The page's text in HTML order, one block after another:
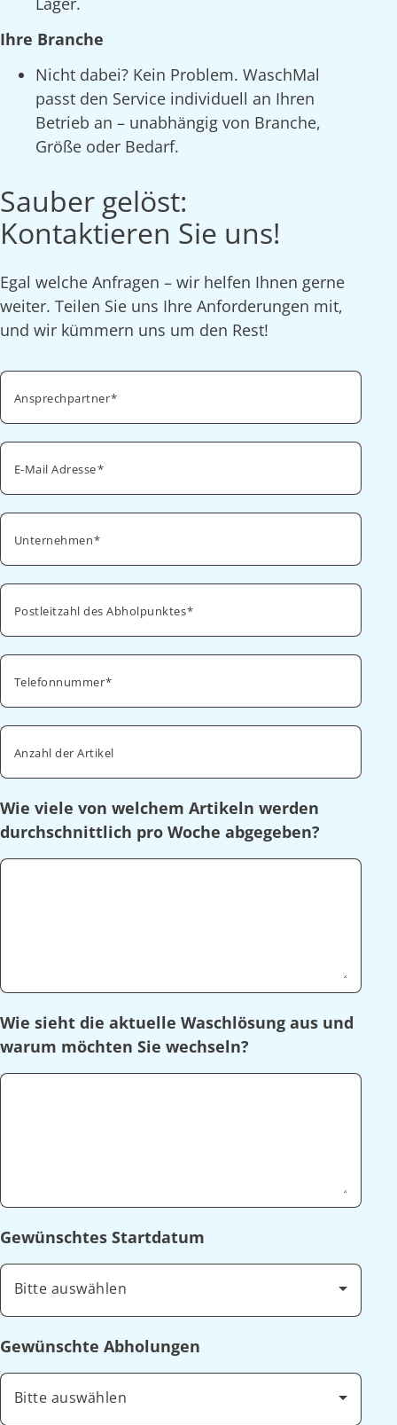
Ihre Branche
Nicht dabei? Kein Problem. WaschMal
passt den Service individuell an Ihren
Betrieb an – unabhängig von Branche,
Größe oder Bedarf.
Sauber gelöst:
Kontaktieren Sie uns!
Egal welche Anfragen – wir helfen Ihnen gerne
weiter. Teilen Sie uns Ihre Anforderungen mit,
und wir kümmern uns um den Rest!
Ansprechpartner
E-Mail Adresse
Unternehmen
Postleitzahl des Abholpunktes
Telefonnummer
Anzahl der Artikel
Wie viele von welchem Artikeln werden
durchschnittlich pro Woche abgegeben?
Wie sieht die aktuelle Waschlösung aus und
warum möchten Sie wechseln?
Gewünschtes Startdatum
Bitte auswählen
Gewünschte Abholungen
Bitte auswählen